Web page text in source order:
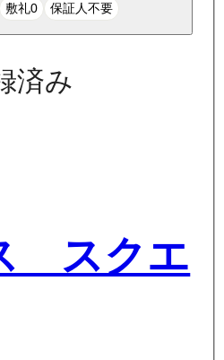
敷礼0 保証人不要
済み
スクエ